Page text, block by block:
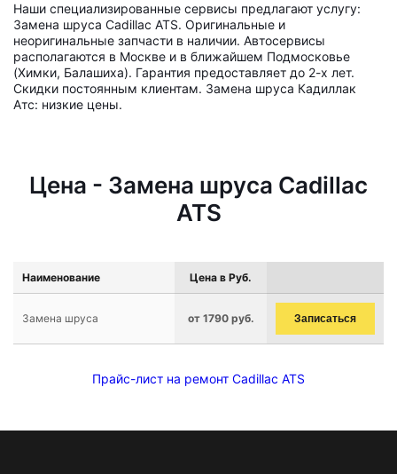
Наши специализированные сервисы предлагают услугу:
Замена шруса Cadillac ATS. Оригинальные и
неоригинальные запчасти в наличии. Автосервисы
располагаются в Москве и в ближайшем Подмосковье
(Химки, Балашиха). Гарантия предоставляет до 2-х лет.
Скидки постоянным клиентам. Замена шруса Кадиллак
Атс: низкие цены.
Цена - Замена шруса Cadillac
ATS
Наименование Цена в Руб.
Замена шруса от 1790 руб. Записаться
Прайс-лист на ремонт Cadillac ATS